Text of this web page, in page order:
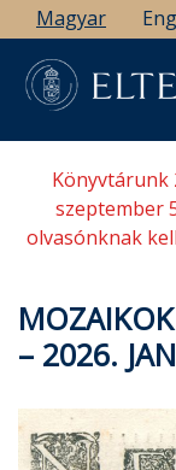
Ugrás
a
tartalomra
Magyar
Könyvtárunk
szeptember
olvasónknak
– 2026.